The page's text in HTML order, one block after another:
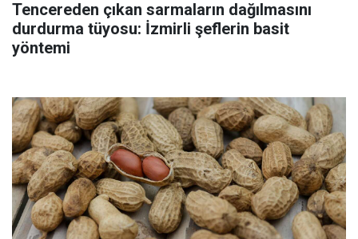
Tencereden çıkan sarmaların dağılmasını
durdurma tüyosu: İzmirli şeflerin basit
yöntemi